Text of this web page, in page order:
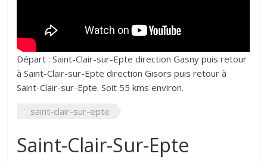
Départ : Saint-Clair-sur-Epte direction Gasny puis retour
à Saint-Clair-sur-Epte direction Gisors puis retour à
Saint-Clair-sur-Epte. Soit 55 kms environ.
saint-clair-sur-epte
Saint-Clair-Sur-Epte